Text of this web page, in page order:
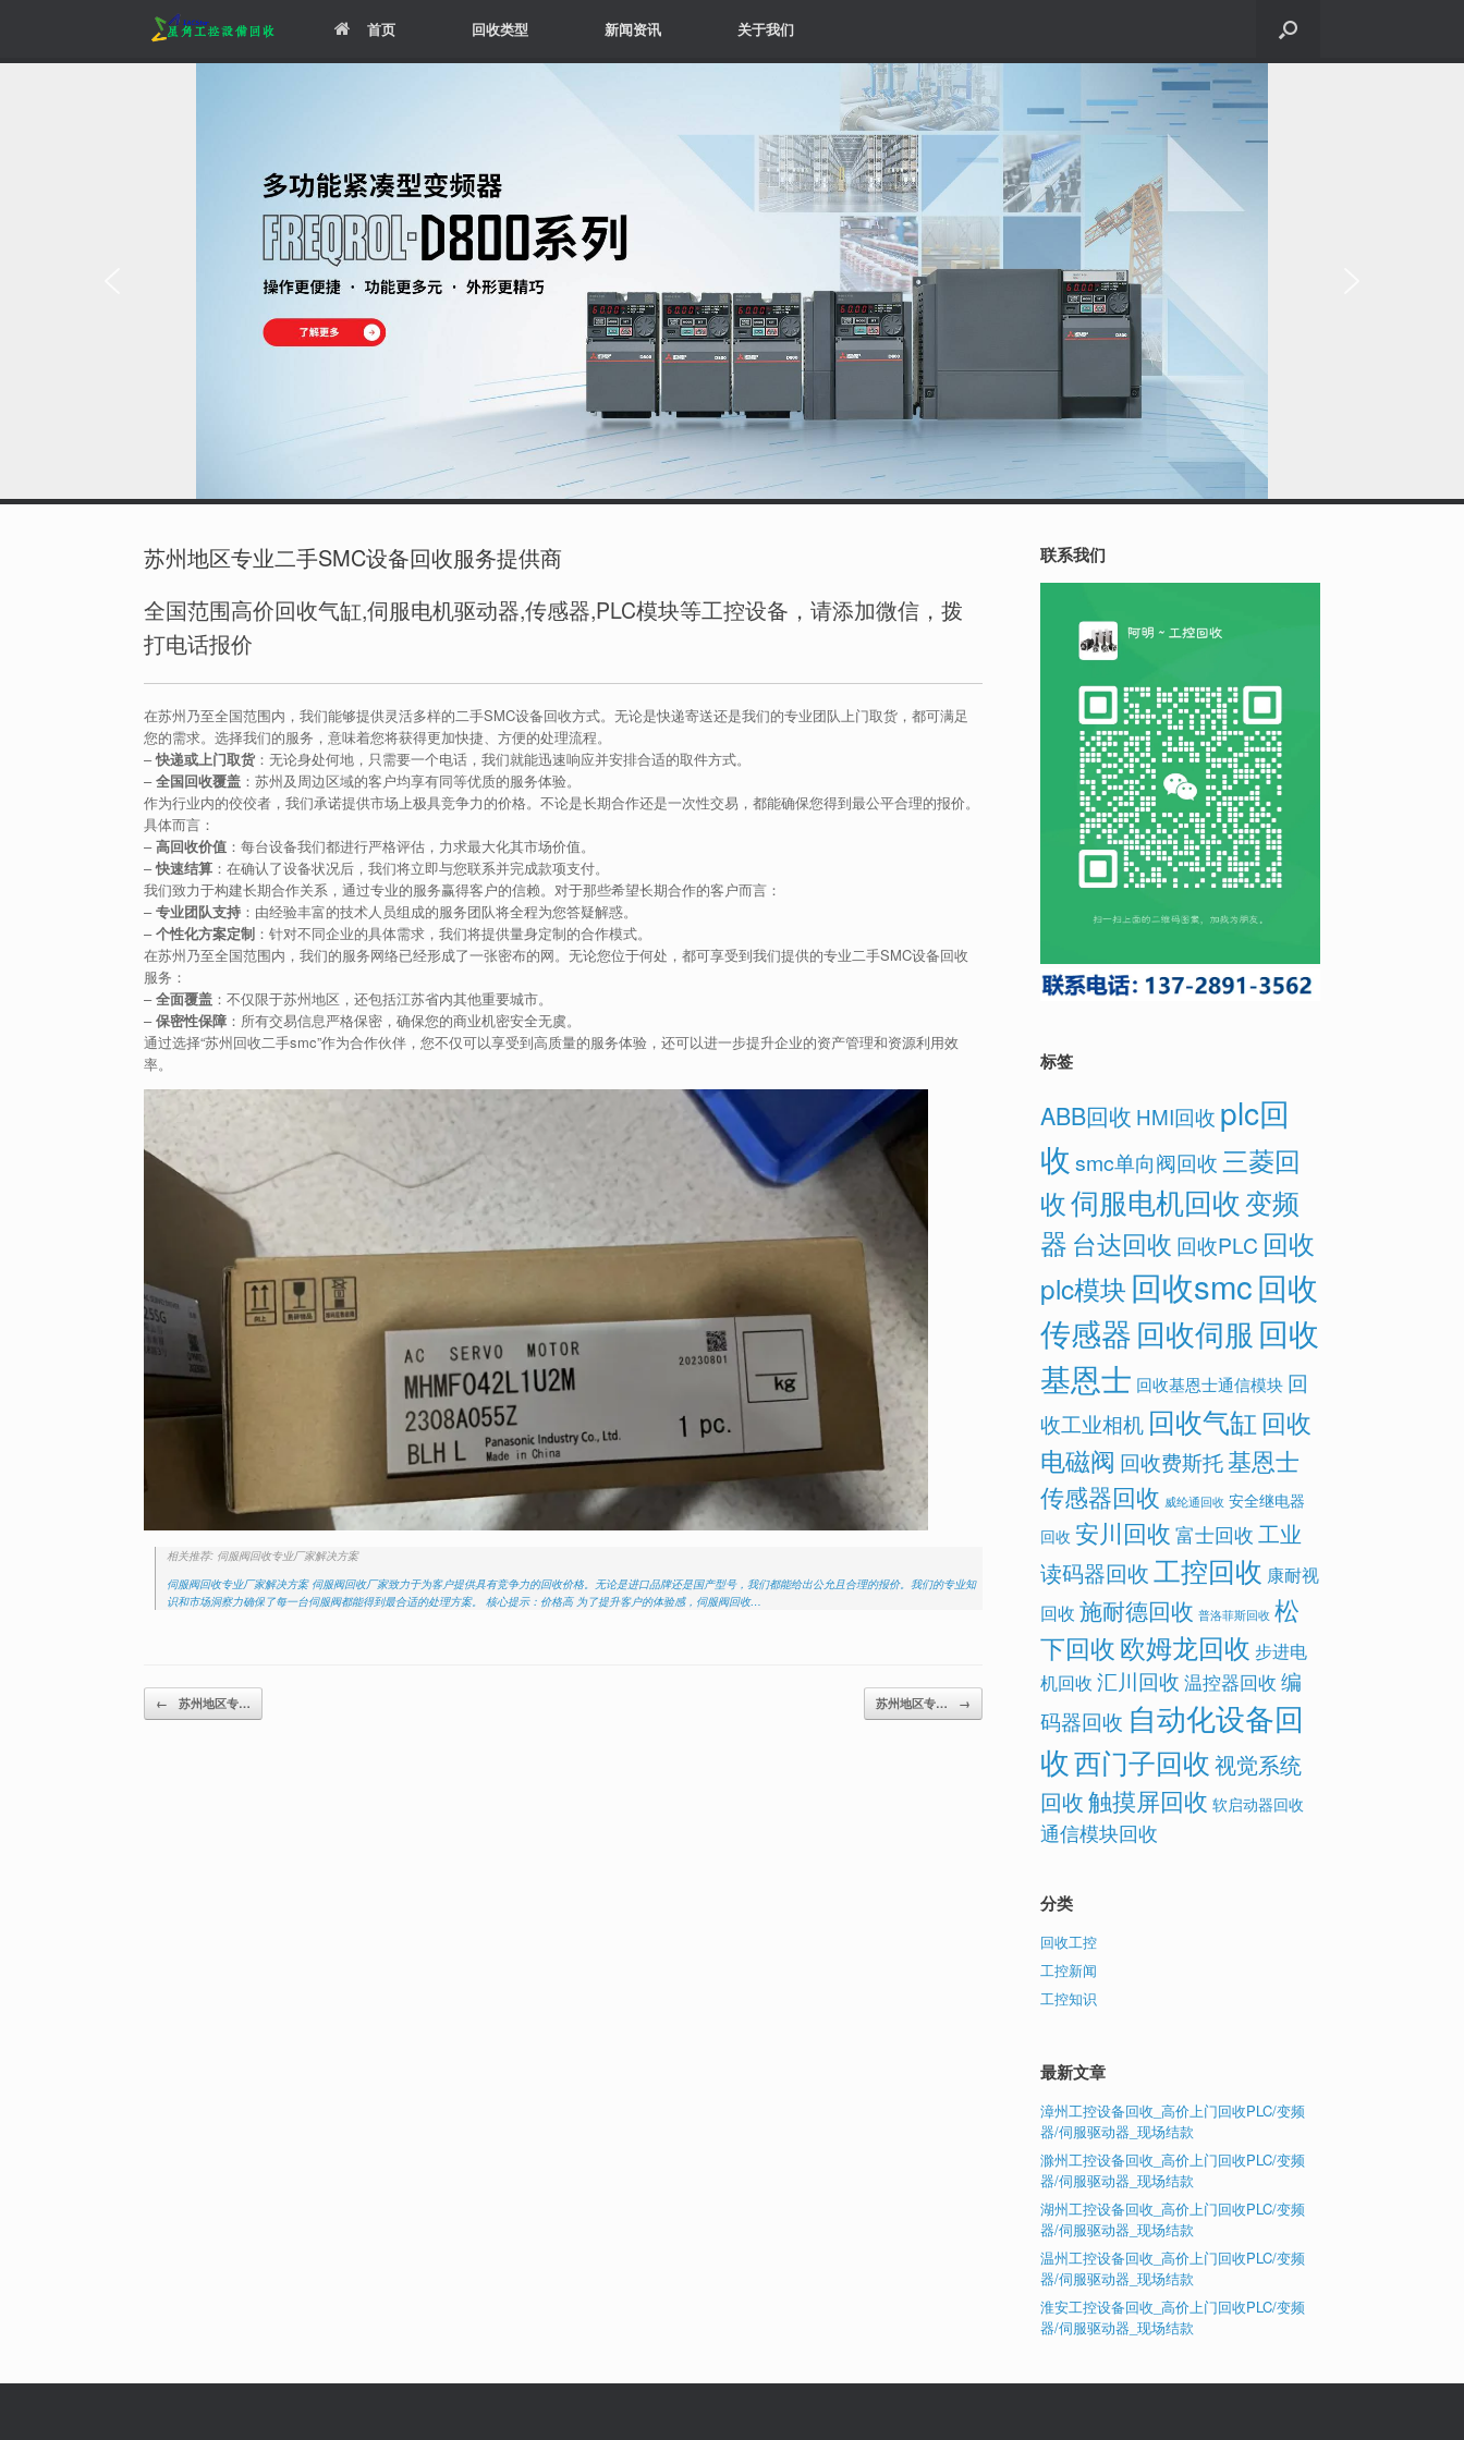
首页 回收类型 新闻资讯 关于我们
苏州地区专业二手SMC设备回收服务提供商
全国范围高价回收气缸,伺服电机驱动器,传感器,PLC模块等工控设备，请添加微信，拨
打电话报价
在苏州乃至全国范围内，我们能够提供灵活多样的二手SMC设备回收方式。无论是快递寄送还是我们的专业团队上门取货，都可满足
您的需求。选择我们的服务，意味着您将获得更加快捷、方便的处理流程。
–快递或上门取货 ：无论身处何地，只需要一个电话，我们就能迅速响应并安排合适的取件方式。
–全国回收覆盖 ：苏州及周边区域的客户均享有同等优质的服务体验。
作为行业内的佼佼者，我们承诺提供市场上极具竞争力的价格。不论是长期合作还是一次性交易，都能确保您得到最公平合理的报价。
具体而言：
–高回收价值 ：每台设备我们都进行严格评估，力求最大化其市场价值。
–快速结算 ：在确认了设备状况后，我们将立即与您联系并完成款项支付。
我们致力于构建长期合作关系，通过专业的服务赢得客户的信赖。对于那些希望长期合作的客户而言：
–专业团队支持 ：由经验丰富的技术人员组成的服务团队将全程为您答疑解惑。
–个性化方案定制 ：针对不同企业的具体需求，我们将提供量身定制的合作模式。
在苏州乃至全国范围内，我们的服务网络已经形成了一张密布的网。无论您位于何处，都可享受到我们提供的专业二手SMC设备回收
服务：
–全面覆盖 ：不仅限于苏州地区，还包括江苏省内其他重要城市。
–保密性保障 ：所有交易信息严格保密，确保您的商业机密安全无虞。
通过选择“苏州回收二手smc”作为合作伙伴，您不仅可以享受到高质量的服务体验，还可以进一步提升企业的资产管理和资源利用效
率。
相关推荐: 伺服阀回收专业厂家解决方案
伺服阀回收专业厂家解决方案 伺服阀回收厂家致力于为客户提供具有竞争力的回收价格。无论是进口品牌还是国产型号，我们都能给出公允且合理的报价。我们的专业知
识和市场洞察力确保了每一台伺服阀都能得到最合适的处理方案。 核心提示：价格高 为了提升客户的体验感，伺服阀回收…
Post navigation
← 苏州地区专… 苏州地区专… →
联系我们
标签
ABB回收 HMI回收 plc回
收 smc单向阀回收三菱回
收伺服电机回收变频
器 台达回收 回收PLC 回收
plc模块 回收smc回收
传感器回收伺服 回收
基恩士 回收基恩士通信模块 回
收工业相机 回收气缸 回收
电磁阀 回收费斯托基恩士
传感器回收 威纶通回收 安全继电器
回收 安川回收 富士回收 工业
读码器回收工控回收 康耐视
回收 施耐德回收 普洛菲斯回收 松
下回收欧姆龙回收 步进电
机回收 汇川回收 温控器回收 编
码器回收 自动化设备回
收西门子回收视觉系统
回收触摸屏回收 软启动器回收
通信模块回收
分类
回收工控
工控新闻
工控知识
最新文章
漳州工控设备回收_高价上门回收PLC/变频
器/伺服驱动器_现场结款
滁州工控设备回收_高价上门回收PLC/变频
器/伺服驱动器_现场结款
湖州工控设备回收_高价上门回收PLC/变频
器/伺服驱动器_现场结款
温州工控设备回收_高价上门回收PLC/变频
器/伺服驱动器_现场结款
淮安工控设备回收_高价上门回收PLC/变频
器/伺服驱动器_现场结款